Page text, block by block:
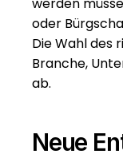
oder
Die Wahl des
Branche,
ab.
Neue